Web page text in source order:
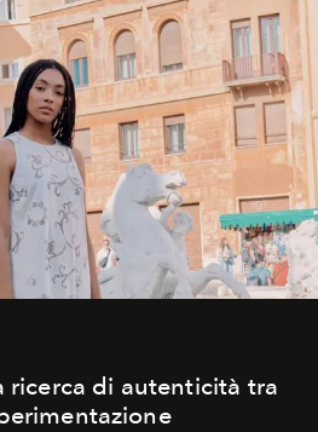
ricerca di autenticità tra